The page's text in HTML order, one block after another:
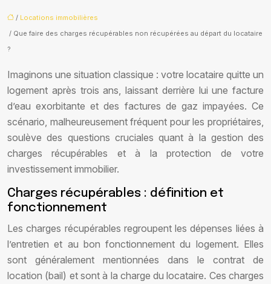
/ Locations immobilières
/ Que faire des charges récupérables non récupérées au départ du locataire
?
Imaginons une situation classique : votre locataire quitte un
logement après trois ans, laissant derrière lui une facture
d’eau exorbitante et des factures de gaz impayées. Ce
scénario, malheureusement fréquent pour les propriétaires,
soulève des questions cruciales quant à la gestion des
charges récupérables et à la protection de votre
investissement immobilier.
Charges récupérables : définition et
fonctionnement
Les charges récupérables regroupent les dépenses liées à
l’entretien et au bon fonctionnement du logement. Elles
sont généralement mentionnées dans le contrat de
location (bail) et sont à la charge du locataire. Ces charges